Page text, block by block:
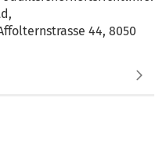
44, 8050